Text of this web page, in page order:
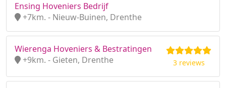
Ensing Hoveniers Bedrijf
+7km. - Nieuw-Buinen, Drenthe
Wierenga Hoveniers & Bestratingen
+9km. - Gieten, Drenthe
3 reviews